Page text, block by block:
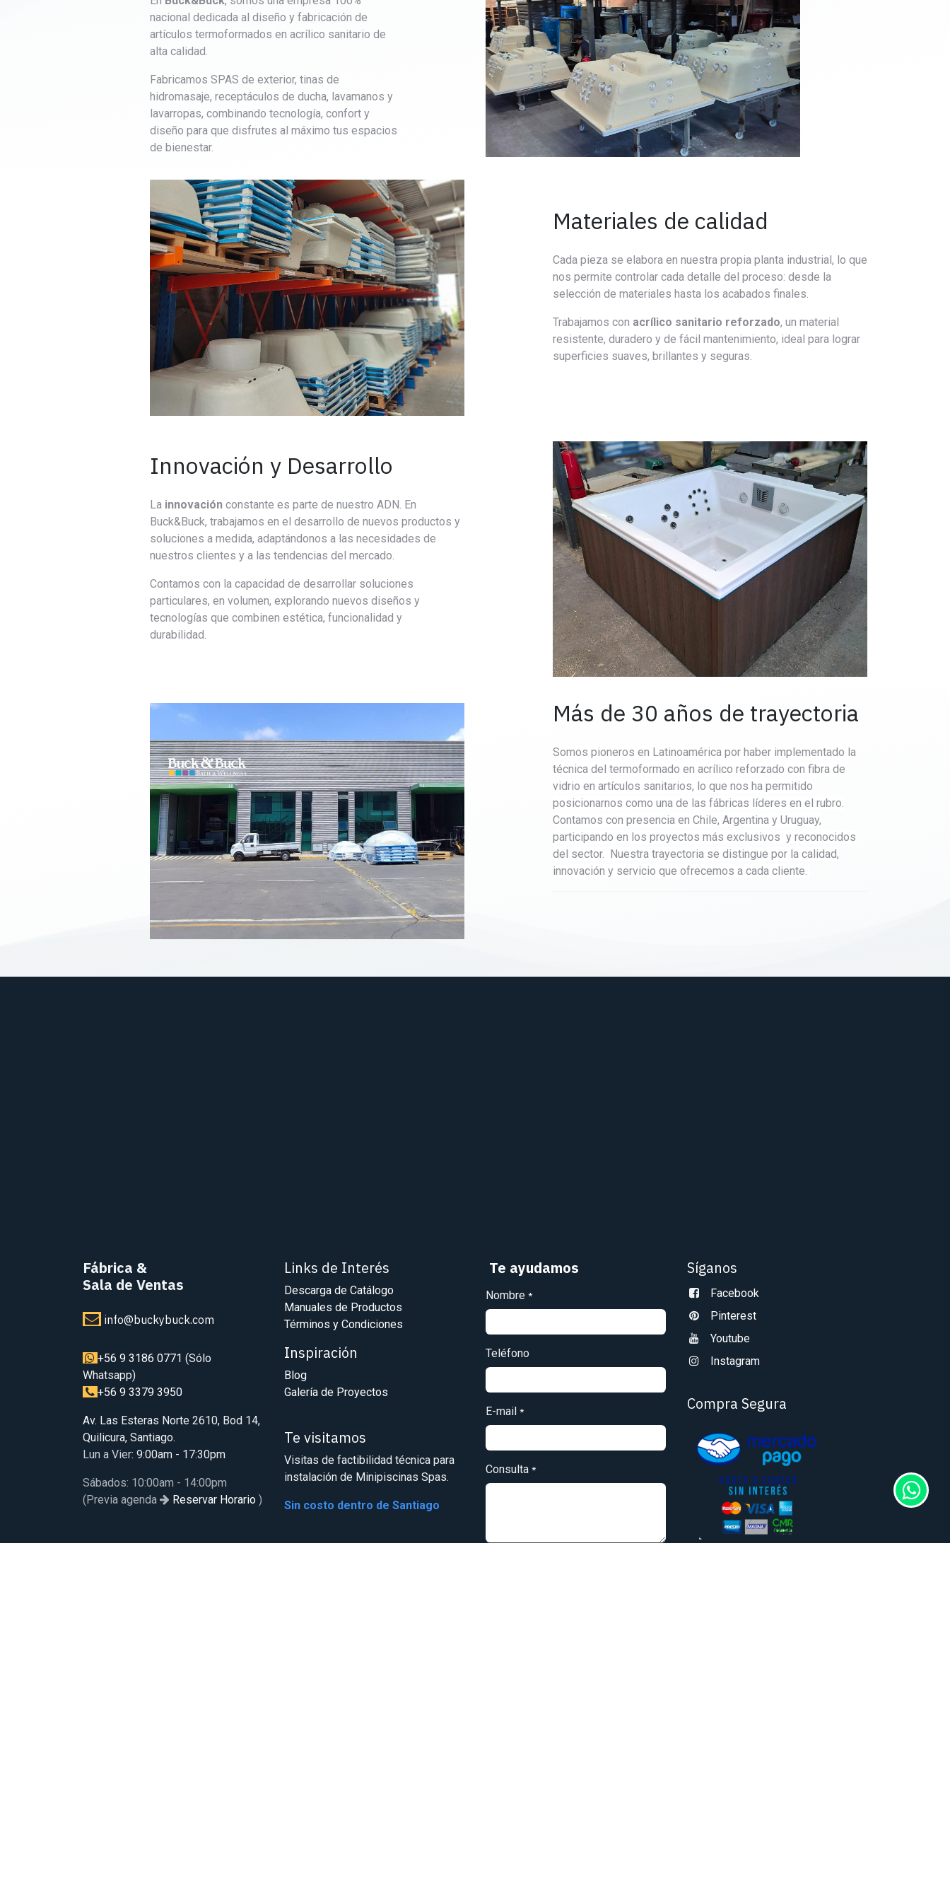
nacional dedicada al diseño y fabricación de
artículos termoformados en acrílico sanitario de
alta calidad.
Fabricamos SPAS de exterior, tinas de
hidromasaje, receptáculos de ducha, lavamanos y
lavarropas, combinando tecnología, confort y
diseño para que disfrutes al máximo tus espacios
de bienestar.
Materiales de calidad
Cada pieza se elabora en nuestra propia planta industrial, lo que
nos permite controlar cada detalle del proceso: desde la
selección de materiales hasta los acabados finales.
Trabajamos con acrílico sanitario reforzado, un material
resistente, duradero y de fácil mantenimiento, ideal para lograr
superficies suaves, brillantes y seguras.
Innovación y Desarrollo
La innovación constante es parte de nuestro ADN. En
Buck&Buck, trabajamos en el desarrollo de nuevos productos y
soluciones a medida, adaptándonos a las necesidades de
nuestros clientes y a las tendencias del mercado.
Contamos con la capacidad de desarrollar soluciones
particulares, en volumen, explorando nuevos diseños y
tecnologías que combinen estética, funcionalidad y
durabilidad.
Más de 30 años de trayectoria
Somos pioneros en Latinoamérica por haber implementado la
técnica del termoformado en acrílico reforzado con fibra de
vidrio en artículos sanitarios, lo que nos ha permitido
posicionarnos como una de las fábricas líderes en el rubro.
Contamos con presencia en Chile, Argentina y Uruguay,
participando en los proyectos más exclusivos y reconocidos
del sector. Nuestra trayectoria se distingue por la calidad,
innovación y servicio que ofrecemos a cada cliente.
Fábrica &
Sala de Ventas
info@buckybuck.com
+56 9 3186 0771 (Sólo
Whatsapp)
+56 9 3379 3950
Av. Las Esteras Norte 2610, Bod 14,
Quilicura, Santiago.
Lun a Vier: 9:00am - 17:30pm
Sábados: 10:00am - 14:00pm
(Previa agenda
Reservar Horario )
Links de Interés
Descarga de Catálogo
Manuales de Productos
Términos y Condiciones
Inspiración
Blog
Galería de Proyectos
Te visitamos
Visitas de factibilidad técnica para
instalación de Minipiscinas Spas.
Sin costo dentro de Santiago
Te ayudamos
Nombre *
Teléfono
E-mail *
Consulta *
Síganos
Facebook
Pinterest
Youtube
Instagram
Compra Segura